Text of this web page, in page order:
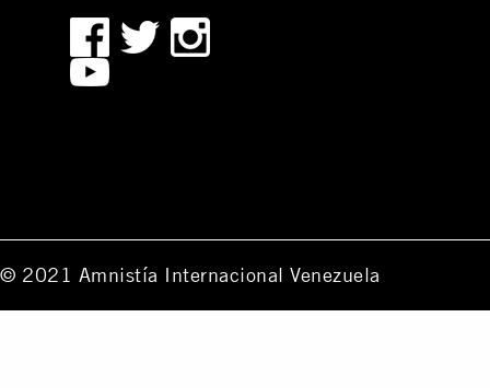
© 2021 Amnistía Internacional Venezuela